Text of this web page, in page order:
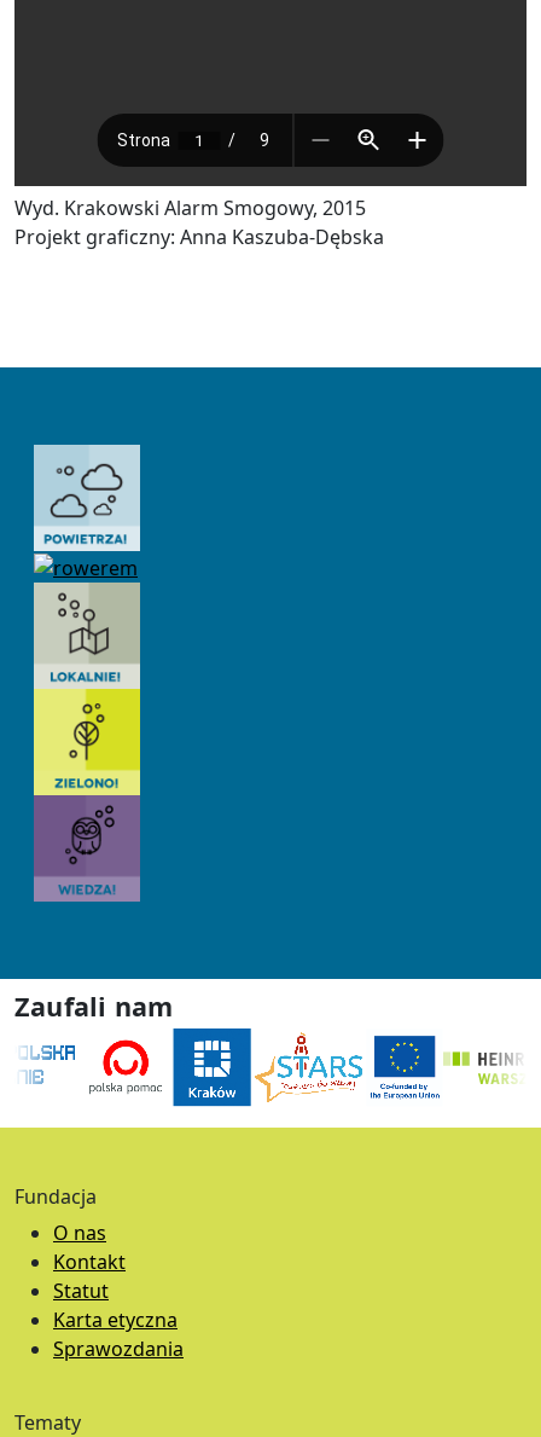
Wyd. Krakowski Alarm Smogowy, 2015
Projekt graficzny: Anna Kaszuba-Dębska
Zaufali nam
Fundacja
O nas
Kontakt
Statut
Karta etyczna
Sprawozdania
Tematy